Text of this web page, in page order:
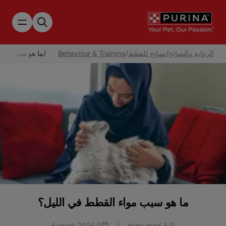
الرعاية والنصائح/نصائح للقطط/
Behaviour & Training
/ما هو سبب
ما هو سبب مواء القطط في الليل؟